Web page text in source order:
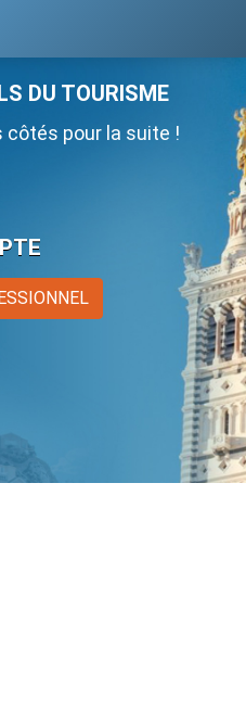
DU TOURISME
côtés pour la suite !